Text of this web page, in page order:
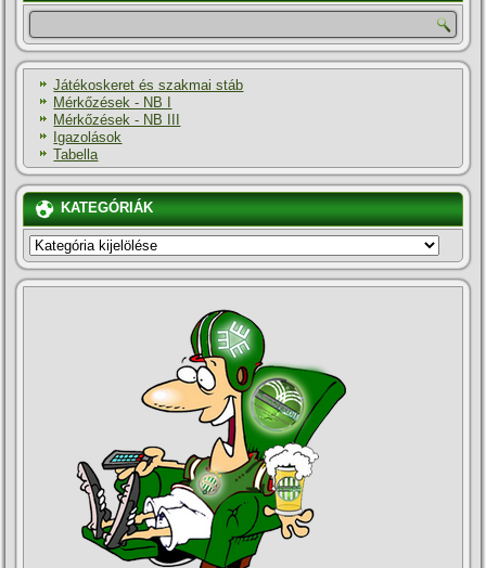
Játékoskeret és szakmai stáb
Mérkőzések - NB I
Mérkőzések - NB III
Igazolások
Tabella
KATEGÓRIÁK
KATEGÓRIÁK